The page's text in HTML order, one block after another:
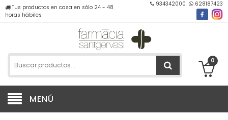
Tus productos en casa en sólo 24 - 48
horas hábiles
934342000 628187423
0
MENÚ